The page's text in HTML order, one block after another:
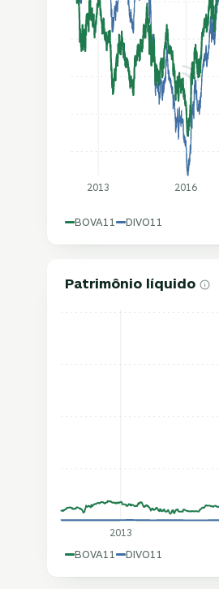
2013 2016
BOVA11 DIVO11
Patrimônio líquido
2013
BOVA11 DIVO11